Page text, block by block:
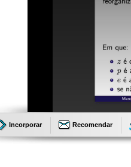
Incorporar Recomendar